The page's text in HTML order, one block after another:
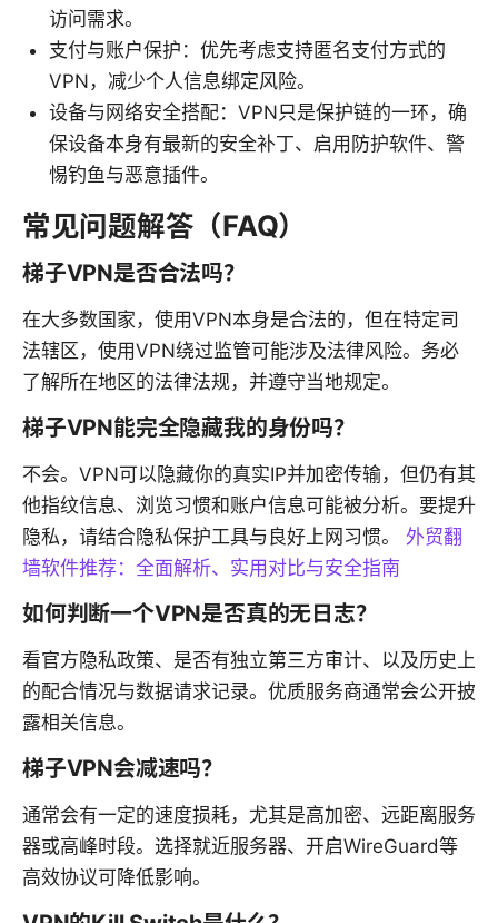
访问需求。
支付与账户保护：优先考虑支持匿名支付方式的
VPN，减少个人信息绑定风险。
设备与网络安全搭配：VPN只是保护链的一环，确
保设备本身有最新的安全补丁、启用防护软件、警
惕钓鱼与恶意插件。
常见问题解答（FAQ）
梯子VPN是否合法吗？
在大多数国家，使用VPN本身是合法的，但在特定司
法辖区，使用VPN绕过监管可能涉及法律风险。务必
了解所在地区的法律法规，并遵守当地规定。
梯子VPN能完全隐藏我的身份吗？
不会。VPN可以隐藏你的真实IP并加密传输，但仍有其
他指纹信息、浏览习惯和账户信息可能被分析。要提升
隐私，请结合隐私保护工具与良好上网习惯。 外贸翻
墙软件推荐：全面解析、实用对比与安全指南
如何判断一个VPN是否真的无日志？
看官方隐私政策、是否有独立第三方审计、以及历史上
的配合情况与数据请求记录。优质服务商通常会公开披
露相关信息。
梯子VPN会减速吗？
通常会有一定的速度损耗，尤其是高加密、远距离服务
器或高峰时段。选择就近服务器、开启WireGuard等
高效协议可降低影响。